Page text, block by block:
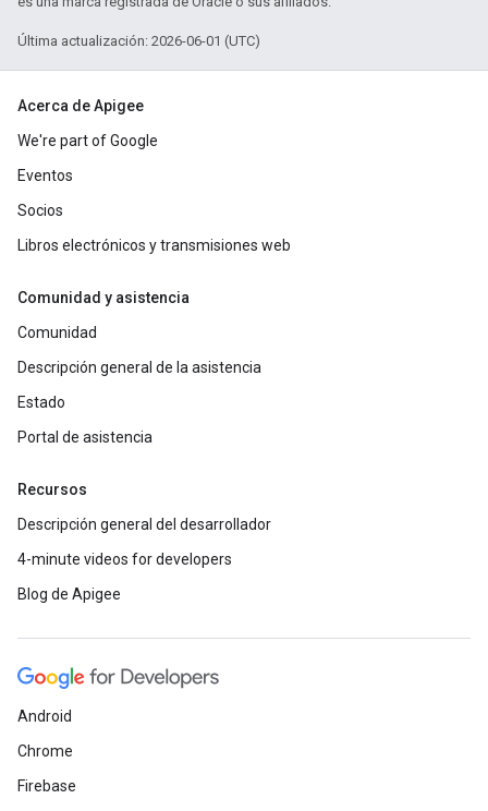
Última actualización: 2026-06-01 (UTC)
Acerca de Apigee
We're part of Google
Eventos
Socios
Libros electrónicos y transmisiones web
Comunidad y asistencia
Comunidad
Descripción general de la asistencia
Estado
Portal de asistencia
Recursos
Descripción general del desarrollador
4-minute videos for developers
Blog de Apigee
Android
Chrome
Firebase